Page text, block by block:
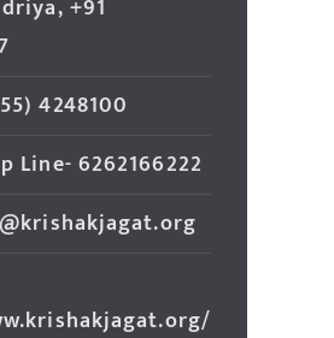
+91
4248100
Line- 6262166222